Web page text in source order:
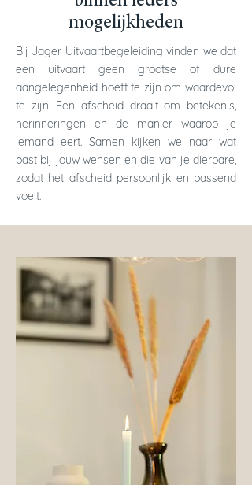
mogelijkheden
Bij Jager Uitvaartbegeleiding vinden we dat
een uitvaart geen grootse of dure
aangelegenheid hoeft te zijn om waardevol
te zijn. Een afscheid draait om betekenis,
herinneringen en de manier waarop je
iemand eert. Samen kijken we naar wat
past bij jouw wensen en die van je dierbare,
zodat het afscheid persoonlijk en passend
voelt.